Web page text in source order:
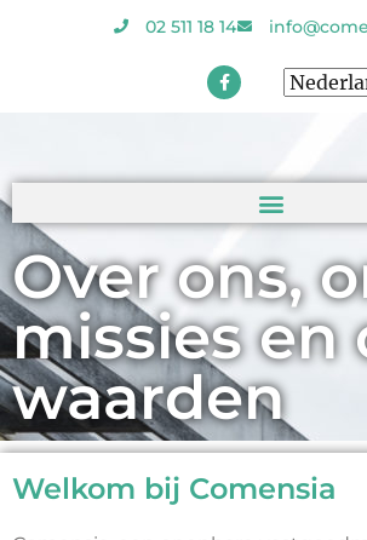
02 511 18 14
Over ons,
missies en
waarden
Welkom bij Comensia